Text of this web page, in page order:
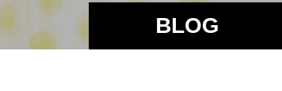
BLOG